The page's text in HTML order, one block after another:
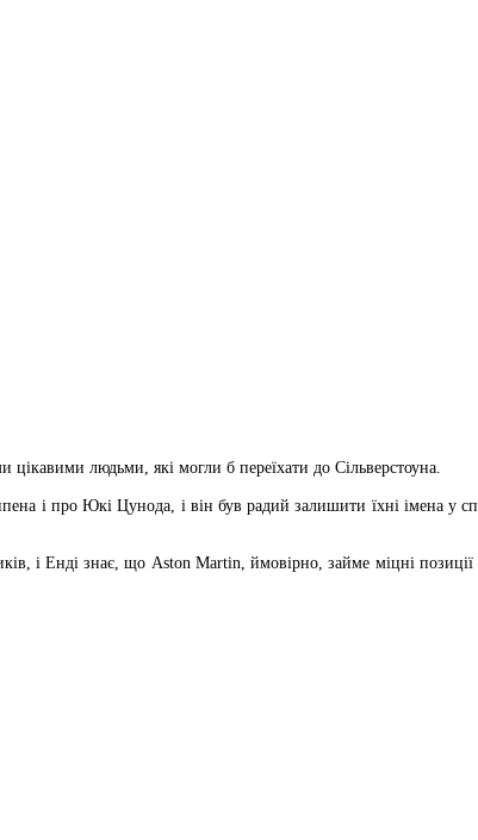
людьми, які могли б переїхати до Сільверстоуна.
і про Юкі Цунода, і він був радий залишити їхні імена у
і Енді знає, що Aston Martin, ймовірно, займе міцні